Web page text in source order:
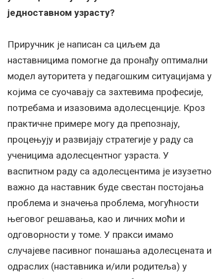
једноставном узрасту?
Приручник је написан са циљем да
наставницима помогне да пронађу оптимални
модел ауторитета у педагошким ситуацијама у
којима се суочавају са захтевима професије,
потребама и изазовима адолесценције. Кроз
практичне примере могу да препознају,
процењују и развијају стратегије у раду са
ученицима адолесцентног узраста. У
васпитном раду са адолесцентима је изузетно
важно да наставник буде свестан постојања
проблема и значења проблема, могућности
његовог решавања, као и личних моћи и
одговорности у томе. У пракси имамо
случајеве пасивног понашања адолесцената и
одраслих (наставника и/или родитеља) у